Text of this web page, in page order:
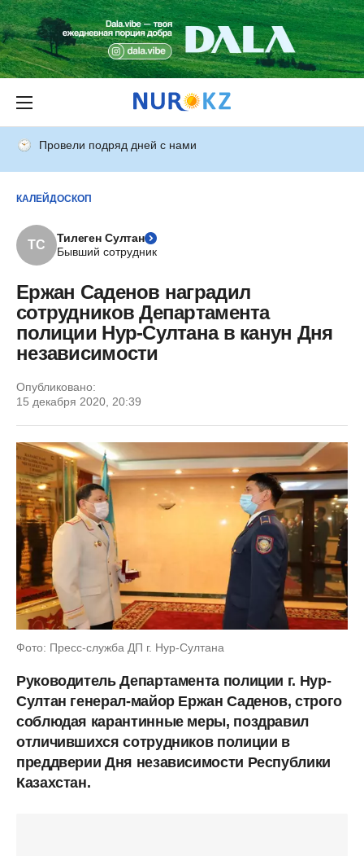
Провели подряд дней с нами
КАЛЕЙДОСКОП
ТС
Тилеген Султан
Бывший сотрудник
Ержан Саденов наградил
сотрудников Департамента
полиции Нур-Султана в канун Дня
независимости
Опубликовано:
15 декабря 2020, 20:39
Фото: Пресс-служба ДП г. Нур-Султана
Руководитель Департамента полиции г. Нур-
Султан генерал-майор Ержан Саденов, строго
соблюдая карантинные меры, поздравил
отличившихся сотрудников полиции в
преддверии Дня независимости Республики
Казахстан.